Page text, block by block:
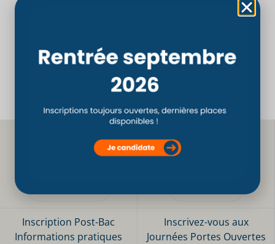
Publication Le CSO Paris, partenaire du Téléthon 2019.
notre brochure
de choisir le CSO Paris
Inscription Post-Bac
Informations pratiques
Inscrivez-vous aux
Journées Portes Ouvertes